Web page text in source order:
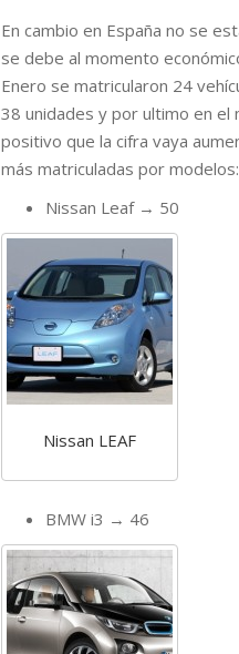
En cambio en España no se
se debe al momento
Enero se matricularon 24
38 unidades y por ultimo en el
positivo que la cifra vaya
más matriculadas por modelos:
Nissan Leaf → 50
Nissan LEAF
BMW i3 → 46